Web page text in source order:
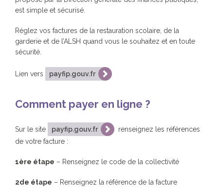
est simple et sécurisé.
Réglez vos factures de la restauration scolaire, de la
garderie et de l’ALSH quand vous le souhaitez et en toute
sécurité.
Lien vers payfip.gouv.fr
Comment payer en ligne ?
Sur le site payfip.gouv.fr
renseignez les références
de votre facture :
1ère étape – Renseignez le code de la collectivité
2de étape – Renseignez la référence de la facture